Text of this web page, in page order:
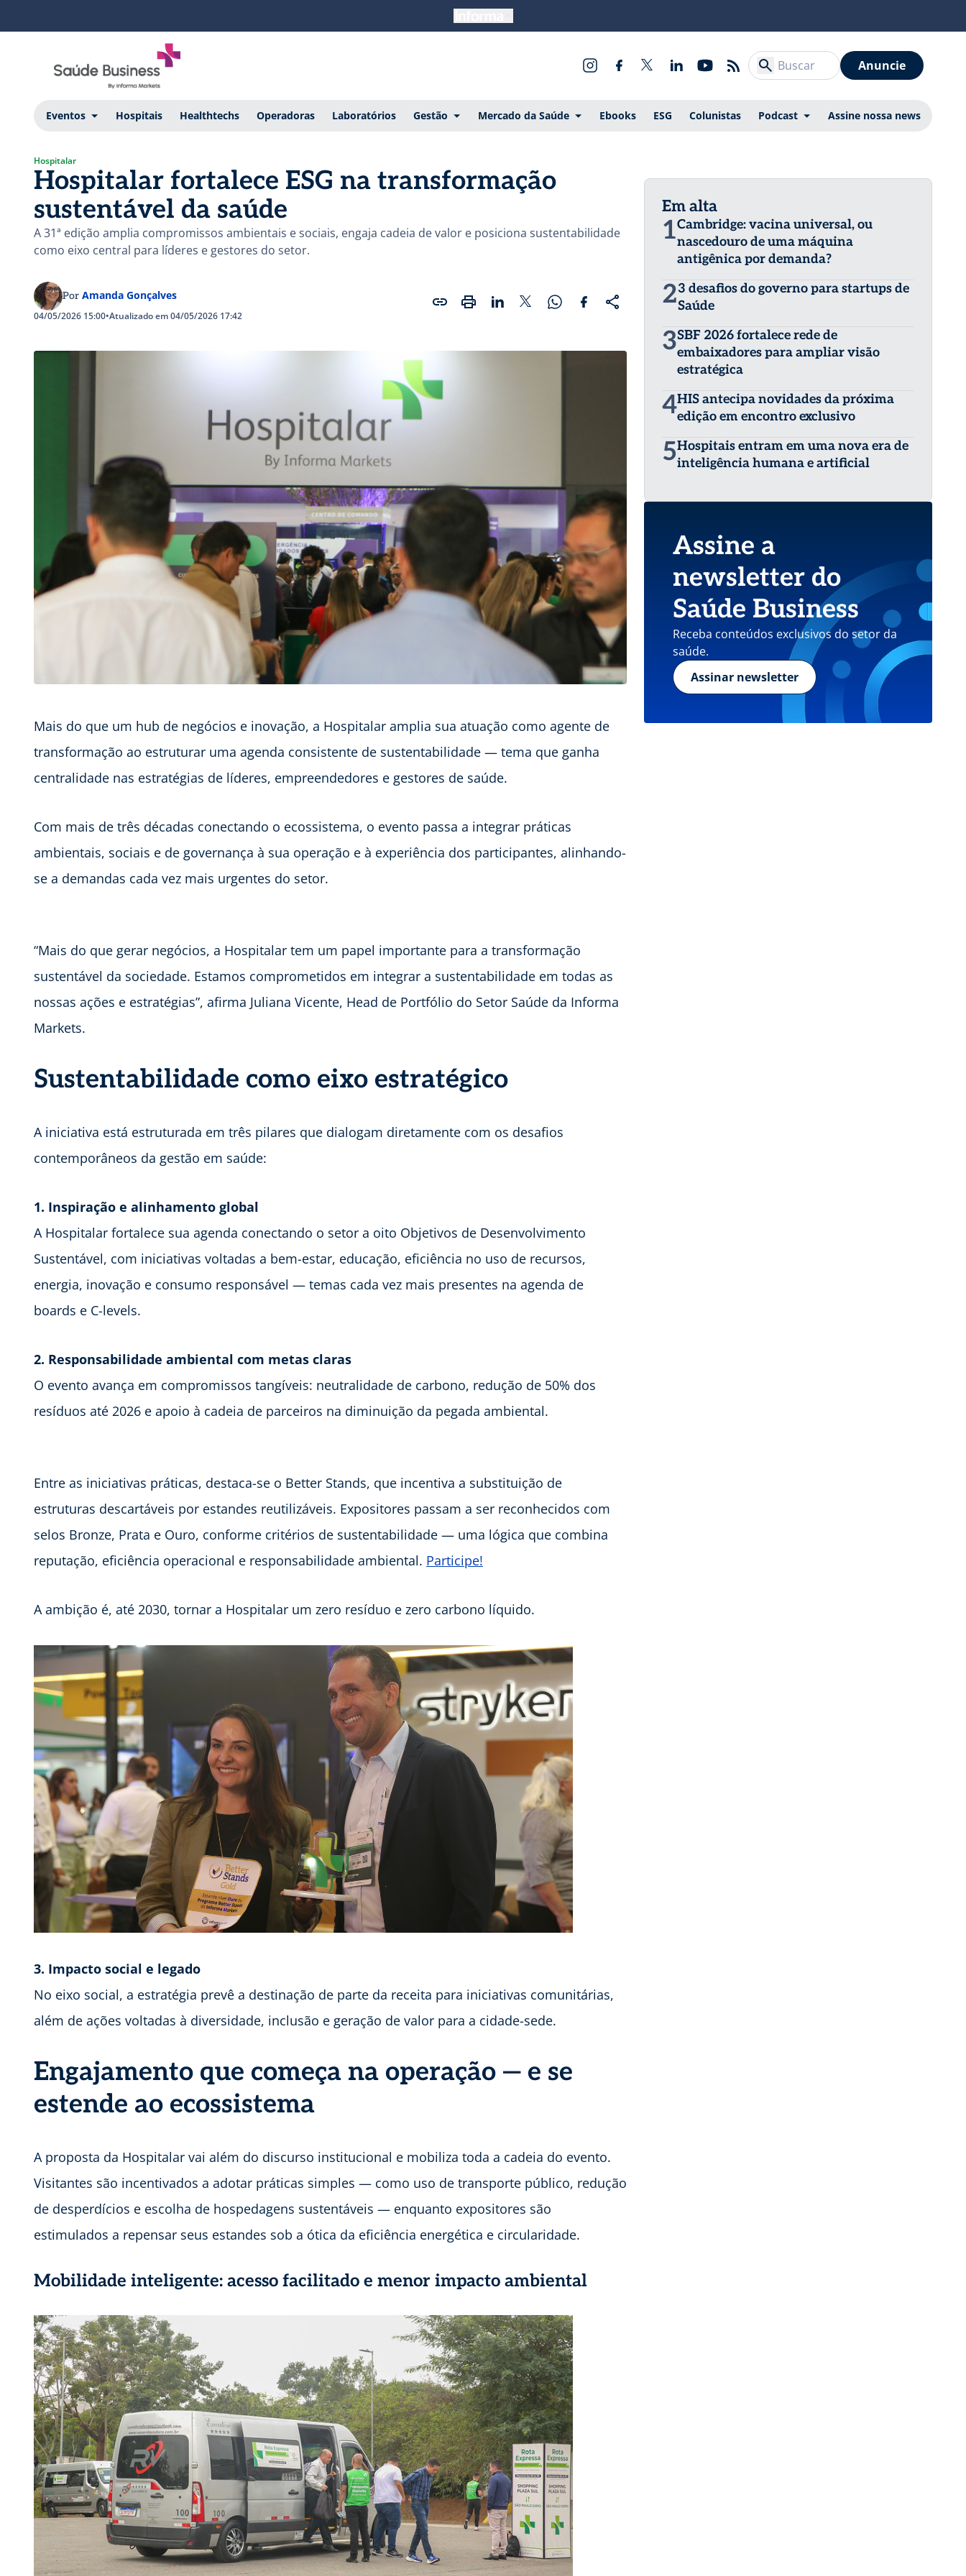
Anuncie
Eventos Hospitais Healthtechs Operadoras Laboratórios Gestão Mercado da Saúde Ebooks ESG Colunistas Podcast Assine nossa news
Hospitalar
Hospitalar fortalece ESG na transformação
sustentável da saúde
A 31ª edição amplia compromissos ambientais e sociais, engaja cadeia de valor e posiciona sustentabilidade
como eixo central para líderes e gestores do setor.
Por Amanda Gonçalves
04/05/2026 15:00•Atualizado em 04/05/2026 17:42
Mais do que um hub de negócios e inovação, a Hospitalar amplia sua atuação como agente de
transformação ao estruturar uma agenda consistente de sustentabilidade — tema que ganha
centralidade nas estratégias de líderes, empreendedores e gestores de saúde.
Com mais de três décadas conectando o ecossistema, o evento passa a integrar práticas
ambientais, sociais e de governança à sua operação e à experiência dos participantes, alinhando-
se a demandas cada vez mais urgentes do setor.
“Mais do que gerar negócios, a Hospitalar tem um papel importante para a transformação
sustentável da sociedade. Estamos comprometidos em integrar a sustentabilidade em todas as
nossas ações e estratégias”, afirma Juliana Vicente, Head de Portfólio do Setor Saúde da Informa
Markets.
Sustentabilidade como eixo estratégico
A iniciativa está estruturada em três pilares que dialogam diretamente com os desafios
contemporâneos da gestão em saúde:
1. Inspiração e alinhamento global
A Hospitalar fortalece sua agenda conectando o setor a oito Objetivos de Desenvolvimento
Sustentável, com iniciativas voltadas a bem-estar, educação, eficiência no uso de recursos,
energia, inovação e consumo responsável — temas cada vez mais presentes na agenda de
boards e C-levels.
2. Responsabilidade ambiental com metas claras
O evento avança em compromissos tangíveis: neutralidade de carbono, redução de 50% dos
resíduos até 2026 e apoio à cadeia de parceiros na diminuição da pegada ambiental.
Entre as iniciativas práticas, destaca-se o Better Stands, que incentiva a substituição de
estruturas descartáveis por estandes reutilizáveis. Expositores passam a ser reconhecidos com
selos Bronze, Prata e Ouro, conforme critérios de sustentabilidade — uma lógica que combina
reputação, eficiência operacional e responsabilidade ambiental. Participe!
A ambição é, até 2030, tornar a Hospitalar um zero resíduo e zero carbono líquido.
3. Impacto social e legado
No eixo social, a estratégia prevê a destinação de parte da receita para iniciativas comunitárias,
além de ações voltadas à diversidade, inclusão e geração de valor para a cidade-sede.
Engajamento que começa na operação — e se
estende ao ecossistema
A proposta da Hospitalar vai além do discurso institucional e mobiliza toda a cadeia do evento.
Visitantes são incentivados a adotar práticas simples — como uso de transporte público, redução
de desperdícios e escolha de hospedagens sustentáveis — enquanto expositores são
estimulados a repensar seus estandes sob a ótica da eficiência energética e circularidade.
Mobilidade inteligente: acesso facilitado e menor impacto ambiental
Em alta
1Cambridge: vacina universal, ou
nascedouro de uma máquina
antigênica por demanda?
23 desafios do governo para startups de
Saúde
3SBF 2026 fortalece rede de
embaixadores para ampliar visão
estratégica
4HIS antecipa novidades da próxima
edição em encontro exclusivo
5Hospitais entram em uma nova era de
inteligência humana e artificial
Assine a
newsletter do
Saúde Business
Receba conteúdos exclusivos do setor da
saúde.
Assinar newsletter